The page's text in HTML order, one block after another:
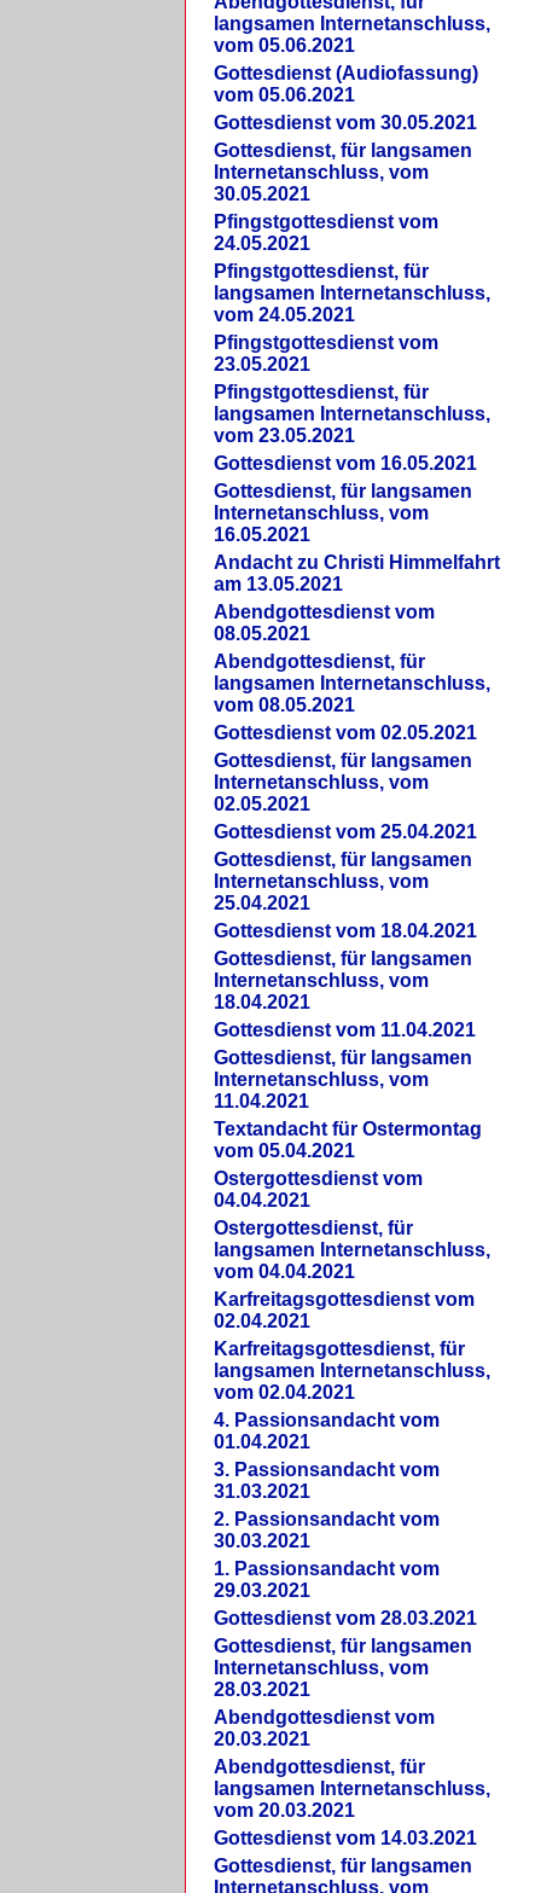
langsamen Internetanschluss,
vom 05.06.2021
Gottesdienst (Audiofassung)
vom 05.06.2021
Gottesdienst vom 30.05.2021
Gottesdienst, für langsamen
Internetanschluss, vom
30.05.2021
Pfingstgottesdienst vom
24.05.2021
Pfingstgottesdienst, für
langsamen Internetanschluss,
vom 24.05.2021
Pfingstgottesdienst vom
23.05.2021
Pfingstgottesdienst, für
langsamen Internetanschluss,
vom 23.05.2021
Gottesdienst vom 16.05.2021
Gottesdienst, für langsamen
Internetanschluss, vom
16.05.2021
Andacht zu Christi Himmelfahrt
am 13.05.2021
Abendgottesdienst vom
08.05.2021
Abendgottesdienst, für
langsamen Internetanschluss,
vom 08.05.2021
Gottesdienst vom 02.05.2021
Gottesdienst, für langsamen
Internetanschluss, vom
02.05.2021
Gottesdienst vom 25.04.2021
Gottesdienst, für langsamen
Internetanschluss, vom
25.04.2021
Gottesdienst vom 18.04.2021
Gottesdienst, für langsamen
Internetanschluss, vom
18.04.2021
Gottesdienst vom 11.04.2021
Gottesdienst, für langsamen
Internetanschluss, vom
11.04.2021
Textandacht für Ostermontag
vom 05.04.2021
Ostergottesdienst vom
04.04.2021
Ostergottesdienst, für
langsamen Internetanschluss,
vom 04.04.2021
Karfreitagsgottesdienst vom
02.04.2021
Karfreitagsgottesdienst, für
langsamen Internetanschluss,
vom 02.04.2021
4. Passionsandacht vom
01.04.2021
3. Passionsandacht vom
31.03.2021
2. Passionsandacht vom
30.03.2021
1. Passionsandacht vom
29.03.2021
Gottesdienst vom 28.03.2021
Gottesdienst, für langsamen
Internetanschluss, vom
28.03.2021
Abendgottesdienst vom
20.03.2021
Abendgottesdienst, für
langsamen Internetanschluss,
vom 20.03.2021
Gottesdienst vom 14.03.2021
Gottesdienst, für langsamen
Internetanschluss, vom